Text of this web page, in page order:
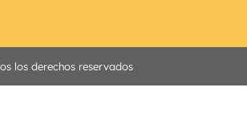
los derechos reservados